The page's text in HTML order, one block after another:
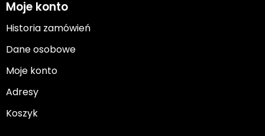
Moje konto
Historia zamówień
Dane osobowe
Moje konto
Adresy
Koszyk